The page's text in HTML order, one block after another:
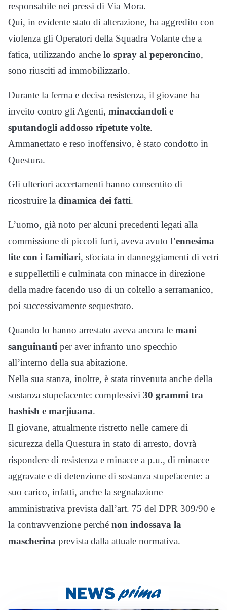
responsabile nei pressi di Via Mora.
Qui, in evidente stato di alterazione, ha aggredito con
violenza gli Operatori della Squadra Volante che a
fatica, utilizzando anche lo spray al peperoncino,
sono riusciti ad immobilizzarlo.
Durante la ferma e decisa resistenza, il giovane ha
inveito contro gli Agenti, minacciandoli e
sputandogli addosso ripetute volte.
Ammanettato e reso inoffensivo, è stato condotto in
Questura.
Gli ulteriori accertamenti hanno consentito di
ricostruire la dinamica dei fatti.
L’uomo, già noto per alcuni precedenti legati alla
commissione di piccoli furti, aveva avuto l’ennesima
lite con i familiari, sfociata in danneggiamenti di vetri
e suppellettili e culminata con minacce in direzione
della madre facendo uso di un coltello a serramanico,
poi successivamente sequestrato.
Quando lo hanno arrestato aveva ancora le mani
sanguinanti per aver infranto uno specchio
all’interno della sua abitazione.
Nella sua stanza, inoltre, è stata rinvenuta anche della
sostanza stupefacente: complessivi 30 grammi tra
hashish e marjiuana.
Il giovane, attualmente ristretto nelle camere di
sicurezza della Questura in stato di arresto, dovrà
rispondere di resistenza e minacce a p.u., di minacce
aggravate e di detenzione di sostanza stupefacente: a
suo carico, infatti, anche la segnalazione
amministrativa prevista dall’art. 75 del DPR 309/90 e
la contravvenzione perché non indossava la
mascherina prevista dalla attuale normativa.